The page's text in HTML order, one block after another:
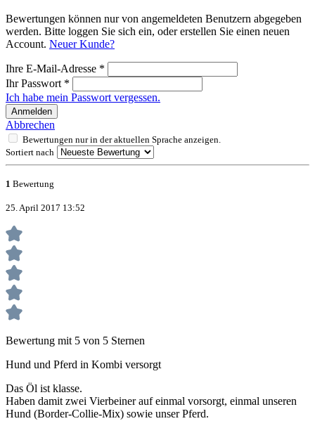
Bewertungen können nur von angemeldeten Benutzern abgegeben
werden. Bitte loggen Sie sich ein, oder erstellen Sie einen neuen
Account. Neuer Kunde?
Ihre E-Mail-Adresse *
Ihr Passwort *
Ich habe mein Passwort vergessen.
Anmelden
Abbrechen
Bewertungen nur in der aktuellen Sprache anzeigen.
Sortiert nach
1 Bewertung
25. April 2017 13:52
Bewertung mit 5 von 5 Sternen
Hund und Pferd in Kombi versorgt
Das Öl ist klasse.
Haben damit zwei Vierbeiner auf einmal vorsorgt, einmal unseren
Hund (Border-Collie-Mix) sowie unser Pferd.